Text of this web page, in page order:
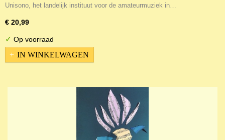
muziektheorie C
Unisono, het landelijk instituut voor de amateurmuziek in…
€ 20,99
✓ Op voorraad
IN WINKELWAGEN